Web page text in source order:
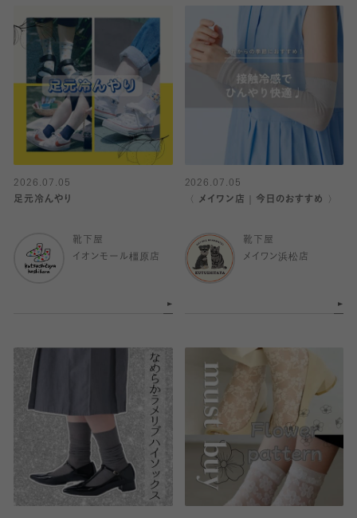
2026.07.05
足元冷んやり
靴下屋
イオンモール橿原店
2026.07.05
〈 メイワン店｜今日のおすすめ 〉
靴下屋
メイワン浜松店